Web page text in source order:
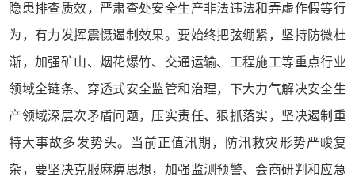
隐患排查质效，严肃查处安全生产非法违法和弄虚作假等行
为，有力发挥震慑遏制效果。要始终把弦绷紧，坚持防微杜
渐，加强矿山、烟花爆竹、交通运输、工程施工等重点行业
领域全链条、穿透式安全监管和治理，下大力气解决安全生
产领域深层次矛盾问题，压实责任、狠抓落实，坚决遏制重
特大事故多发势头。当前正值汛期，防汛救灾形势严峻复
杂，要坚决克服麻痹思想，加强监测预警、会商研判和应急